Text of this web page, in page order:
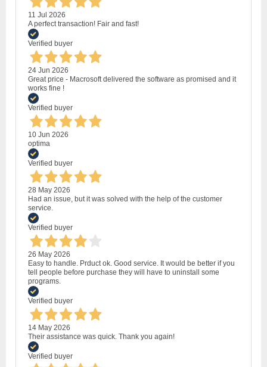
11 Jul 2026
A perfect transaction! Fair and fast!
Verified buyer
24 Jun 2026
Great price - Macrosoft delivered the software as promised and it
works fine !
Verified buyer
10 Jun 2026
optima
Verified buyer
28 May 2026
Had an issue, but it was solved with the help of the customer
service.
Verified buyer
26 May 2026
Easy to handle. Prduct ok. Good service. It would be better if you
tell people before purchase they will have to uninstall some
programs.
Verified buyer
14 May 2026
Their assistance was quick. Thank you again!
Verified buyer